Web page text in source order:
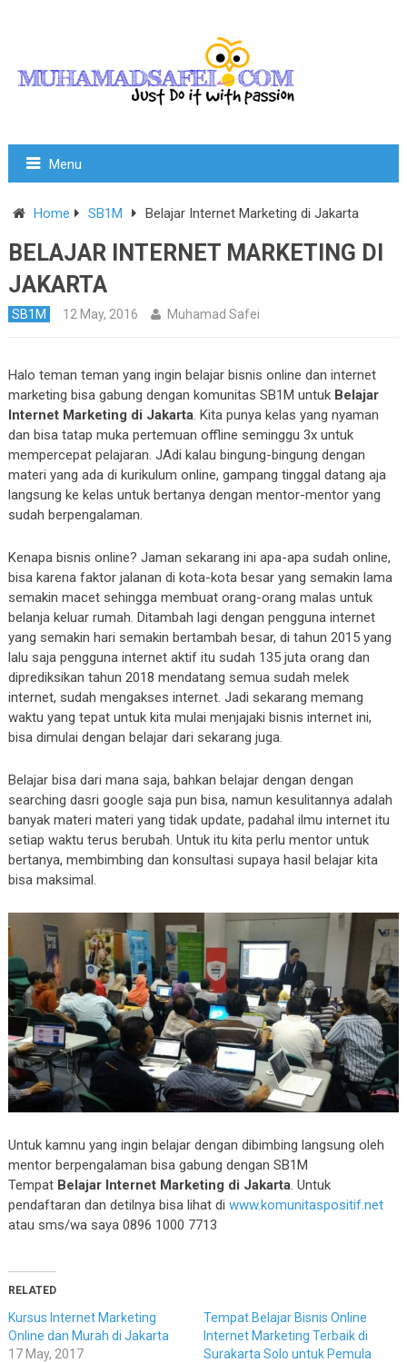
Menu
Home SB1M Belajar Internet Marketing di Jakarta
BELAJAR INTERNET MARKETING DI
JAKARTA
SB1M 12 May, 2016 Muhamad Safei
Halo teman teman yang ingin belajar bisnis online dan internet
marketing bisa gabung dengan komunitas SB1M untuk Belajar
Internet Marketing di Jakarta. Kita punya kelas yang nyaman
dan bisa tatap muka pertemuan offline seminggu 3x untuk
mempercepat pelajaran. JAdi kalau bingung-bingung dengan
materi yang ada di kurikulum online, gampang tinggal datang aja
langsung ke kelas untuk bertanya dengan mentor-mentor yang
sudah berpengalaman.
Kenapa bisnis online? Jaman sekarang ini apa-apa sudah online,
bisa karena faktor jalanan di kota-kota besar yang semakin lama
semakin macet sehingga membuat orang-orang malas untuk
belanja keluar rumah. Ditambah lagi dengan pengguna internet
yang semakin hari semakin bertambah besar, di tahun 2015 yang
lalu saja pengguna internet aktif itu sudah 135 juta orang dan
diprediksikan tahun 2018 mendatang semua sudah melek
internet, sudah mengakses internet. Jadi sekarang memang
waktu yang tepat untuk kita mulai menjajaki bisnis internet ini,
bisa dimulai dengan belajar dari sekarang juga.
Belajar bisa dari mana saja, bahkan belajar dengan dengan
searching dasri google saja pun bisa, namun kesulitannya adalah
banyak materi materi yang tidak update, padahal ilmu internet itu
setiap waktu terus berubah. Untuk itu kita perlu mentor untuk
bertanya, membimbing dan konsultasi supaya hasil belajar kita
bisa maksimal.
Untuk kamnu yang ingin belajar dengan dibimbing langsung oleh
mentor berpengalaman bisa gabung dengan SB1M
Tempat Belajar Internet Marketing di Jakarta. Untuk
pendaftaran dan detilnya bisa lihat di www.komunitaspositif.net
atau sms/wa saya 0896 1000 7713
RELATED
Kursus Internet Marketing
Online dan Murah di Jakarta
17 May, 2017
Tempat Belajar Bisnis Online
Internet Marketing Terbaik di
Surakarta Solo untuk Pemula